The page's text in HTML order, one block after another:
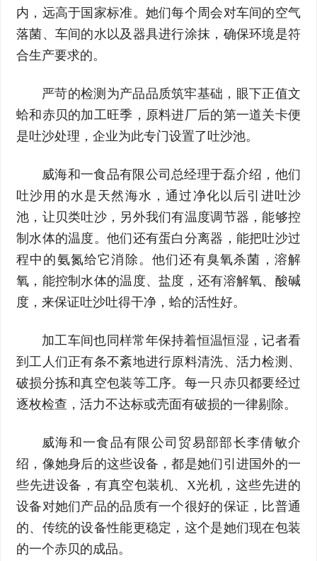
内，远高于国家标准。她们每个周会对车间的空气
落菌、车间的水以及器具进行涂抹，确保环境是符
合生产要求的。
严苛的检测为产品品质筑牢基础，眼下正值文
蛤和赤贝的加工旺季，原料进厂后的第一道关卡便
是吐沙处理，企业为此专门设置了吐沙池。
威海和一食品有限公司总经理于磊介绍，他们
吐沙用的水是天然海水，通过净化以后引进吐沙
池，让贝类吐沙，另外我们有温度调节器，能够控
制水体的温度。他们还有蛋白分离器，能把吐沙过
程中的氨氮给它消除。他们还有臭氧杀菌，溶解
氧，能控制水体的温度、盐度，还有溶解氧、酸碱
度，来保证吐沙吐得干净，蛤的活性好。
加工车间也同样常年保持着恒温恒湿，记者看
到工人们正有条不紊地进行原料清洗、活力检测、
破损分拣和真空包装等工序。每一只赤贝都要经过
逐枚检查，活力不达标或壳面有破损的一律剔除。
威海和一食品有限公司贸易部部长李倩敏介
绍，像她身后的这些设备，都是她们引进国外的一
些先进设备，有真空包装机、X光机，这些先进的
设备对她们产品的品质有一个很好的保证，比普通
的、传统的设备性能更稳定，这个是她们现在包装
的一个赤贝的成品。